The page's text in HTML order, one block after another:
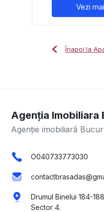
Vezi
Înapoi la
Agenția Imobiliara
Agenție imobiliară
O040733773030
Drumul Binelui 184-
Sector 4.